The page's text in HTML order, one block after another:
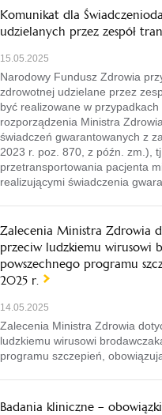
Komunikat dla
udzielanych przez zespół
15.05.2025
Narodowy Fundusz Zdrowia
zdrowotnej udzielane przez
być realizowane w
rozporządzenia Ministra
świadczeń gwarantowanych z
2023 r. poz. 870, z późn. zm.),
przetransportowania pacjenta
realizującymi świadczenia
Zalecenia Ministra Zdrowia
przeciw ludzkiemu wirusowi
powszechnego programu
2025 r.
14.05.2025
Zalecenia Ministra Zdrowia
ludzkiemu wirusowi
programu szczepień,
Badania kliniczne –